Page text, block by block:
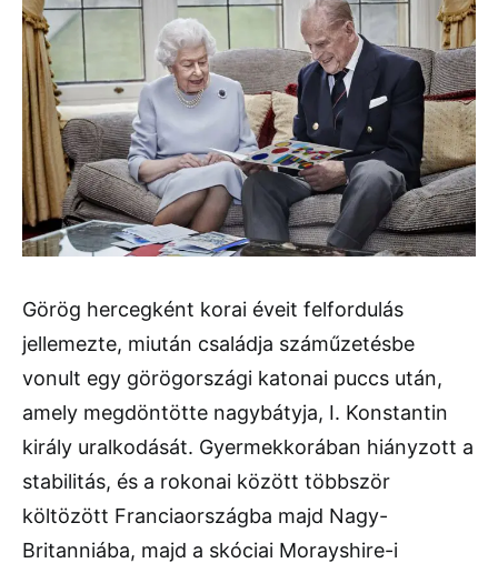
Görög hercegként korai éveit felfordulás
jellemezte, miután családja száműzetésbe
vonult egy görögországi katonai puccs után,
amely megdöntötte nagybátyja, I. Konstantin
király uralkodását. Gyermekkorában hiányzott a
stabilitás, és a rokonai között többször
költözött Franciaországba majd Nagy-
Britanniába, majd a skóciai Morayshire-i